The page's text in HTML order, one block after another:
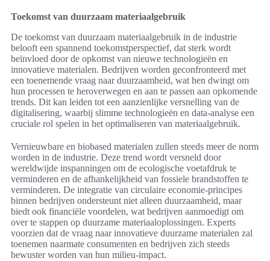
Toekomst van duurzaam materiaalgebruik
De toekomst van duurzaam materiaalgebruik in de industrie
belooft een spannend toekomstperspectief, dat sterk wordt
beïnvloed door de opkomst van nieuwe technologieën en
innovatieve materialen. Bedrijven worden geconfronteerd met
een toenemende vraag naar duurzaamheid, wat hen dwingt om
hun processen te heroverwegen en aan te passen aan opkomende
trends. Dit kan leiden tot een aanzienlijke versnelling van de
digitalisering, waarbij slimme technologieën en data-analyse een
cruciale rol spelen in het optimaliseren van materiaalgebruik.
Vernieuwbare en biobased materialen zullen steeds meer de norm
worden in de industrie. Deze trend wordt versneld door
wereldwijde inspanningen om de ecologische voetafdruk te
verminderen en de afhankelijkheid van fossiele brandstoffen te
verminderen. De integratie van circulaire economie-principes
binnen bedrijven ondersteunt niet alleen duurzaamheid, maar
biedt ook financiële voordelen, wat bedrijven aanmoedigt om
over te stappen op duurzame materiaaloplossingen. Experts
voorzien dat de vraag naar innovatieve duurzame materialen zal
toenemen naarmate consumenten en bedrijven zich steeds
bewuster worden van hun milieu-impact.